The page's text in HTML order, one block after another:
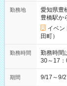
勤務地
愛知県豊
豊橋駅か
イベン
田町）
勤務時間
勤務時間
30～17
務もあります。 【休憩】60分+他休
安全面に
期間 9/17～